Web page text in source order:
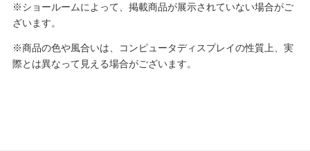
※ショールームによって、掲載商品が展示されていない場合がご
ざいます。
※商品の色や風合いは、コンピュータディスプレイの性質上、実
際とは異なって見える場合がございます。